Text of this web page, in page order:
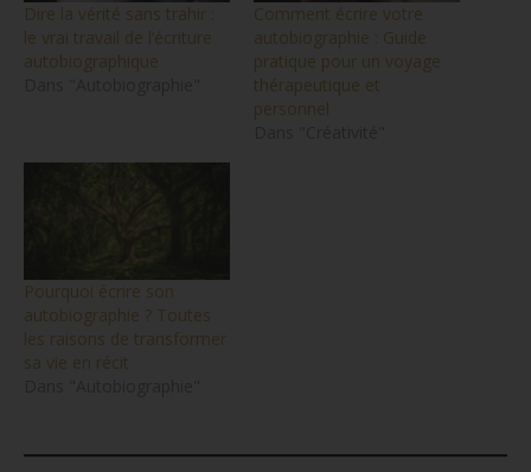
Dire la vérité sans trahir :
le vrai travail de l’écriture
autobiographique
Comment écrire votre
autobiographie : Guide
pratique pour un voyage
thérapeutique et
personnel
Pourquoi écrire son
autobiographie ? Toutes
les raisons de transformer
sa vie en récit